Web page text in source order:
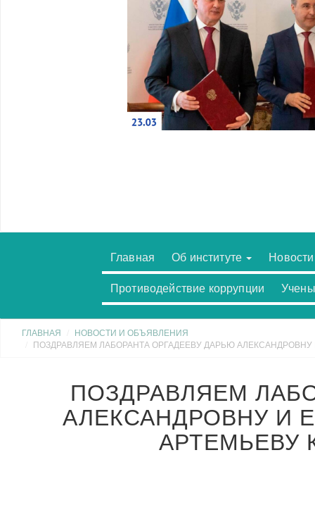
Главная Об институте
Новости
Противодействие коррупции
ГЛАВНАЯ
НОВОСТИ И ОБЪЯВЛЕНИЯ
ПОЗДРАВЛЯЕМ ЛАБОРАНТА ОРГАДЕЕВУ ДАРЬЮ
ПОЗДРАВЛЯЕМ
АЛЕКСАНДРОВНУ И
АРТЕМЬЕВУ